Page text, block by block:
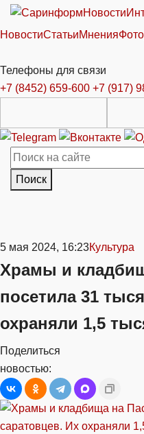
Новости
НовостиСтатьиМнения
Телефоны для связи
+7 (8452) 659-600 +7 (917)
Поиск
5 мая 2024, 16:23Культура
Храмы и
посетила 31
охраняли 1,5
Поделиться
новостью: